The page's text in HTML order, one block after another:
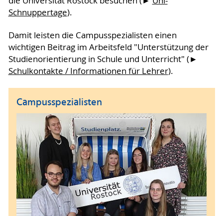
Schnuppertage).
Damit leisten die Campusspezialisten einen
wichtigen Beitrag im Arbeitsfeld "Unterstützung der
Studienorientierung in Schule und Unterricht" (►
Schulkontakte / Informationen für Lehrer).
Campusspezialisten